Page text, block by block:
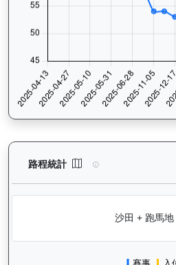
路程統計 大回報（K192）